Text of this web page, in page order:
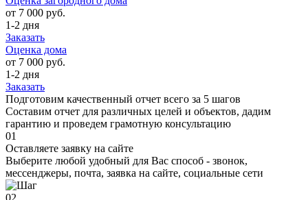
от 7 000 руб.
1-2 дня
Заказать
Оценка дома
от 7 000 руб.
1-2 дня
Заказать
Подготовим качественный отчет всего за 5 шагов
Составим отчет для различных целей и объектов, дадим
гарантию и проведем грамотную консультацию
01
Оставляете заявку на сайте
Выберите любой удобный для Вас способ - звонок,
мессенджеры, почта, заявка на сайте, социальные сети
02